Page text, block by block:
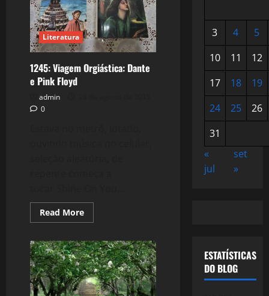
Literatura
1245: Viagem Orgiástica: Dante
e Pink Floyd
admin
0
Read MoreRead
more
Viagem
Orgiástica:
Dante
e
Pink
Floyd
3 4
5
10
11
12
17
18
19
24
25
26
31
«
jul
set
»
ESTATÍSTICAS
DO BLOG